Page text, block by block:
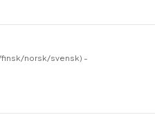
finsk/norsk/svensk) -